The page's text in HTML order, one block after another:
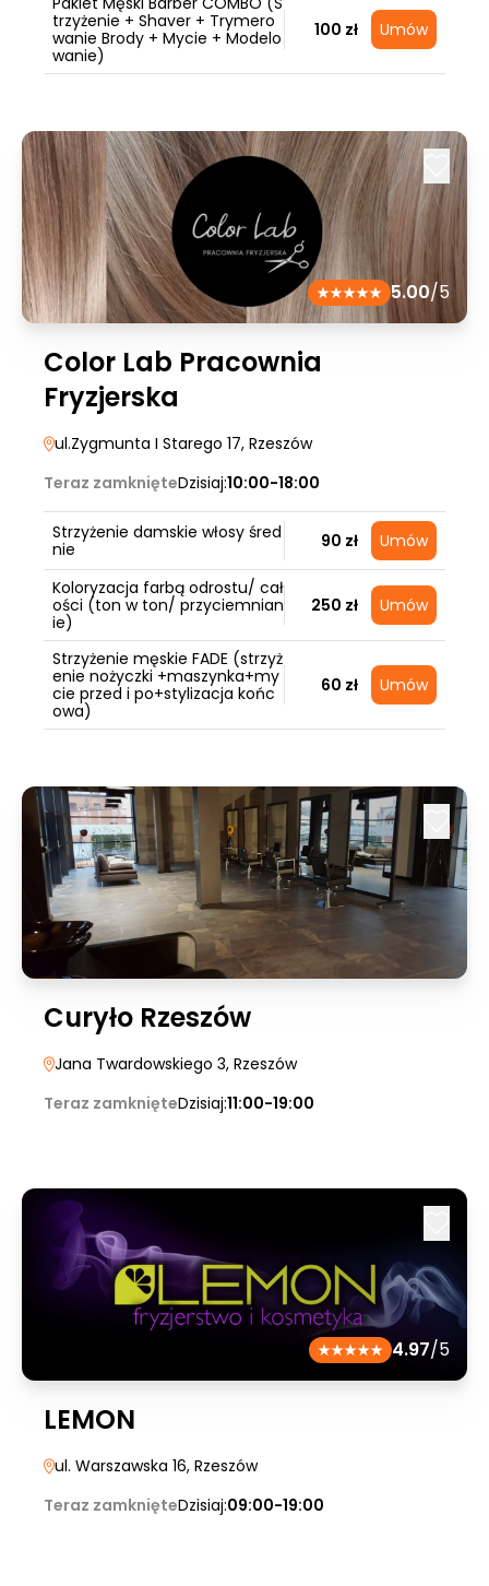
trzyżenie + Shaver + Trymero
wanie Brody + Mycie + Modelo
wanie)
100 zł Umów
5.00/5
Color Lab Pracownia
Fryzjerska
ul.Zygmunta I Starego 17, Rzeszów
Teraz zamknięteDzisiaj:10:00-18:00
Strzyżenie damskie włosy śred
nie
90 zł Umów
Koloryzacja farbą odrostu/ cał
ości (ton w ton/ przyciemnian
ie)
250 zł Umów
Strzyżenie męskie FADE (strzyż
enie nożyczki +maszynka+my
cie przed i po+stylizacja końc
owa)
60 zł Umów
Curyło Rzeszów
Jana Twardowskiego 3, Rzeszów
Teraz zamknięteDzisiaj:11:00-19:00
4.97/5
LEMON
ul. Warszawska 16, Rzeszów
Teraz zamknięteDzisiaj:09:00-19:00